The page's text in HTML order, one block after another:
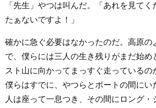
「先生」やつは叫んだ。「あれを見て
たぁないですよ！」
確かに急ぐ必要はなかったのだ。高原の
で、僕らには三人の生き残りがまだ始め
スト山に向かってまっすぐ走っているの
僕らはすでに、やつらとボートの間にい
人は座って一息つき、その間にロング・